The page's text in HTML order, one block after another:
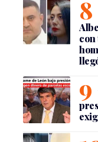
con